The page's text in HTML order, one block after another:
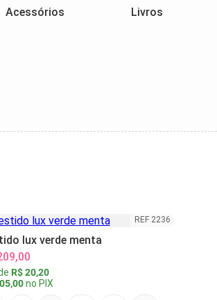
Acessórios Livros
REF 2236
lux verde menta
R$ 20,20
no PIX